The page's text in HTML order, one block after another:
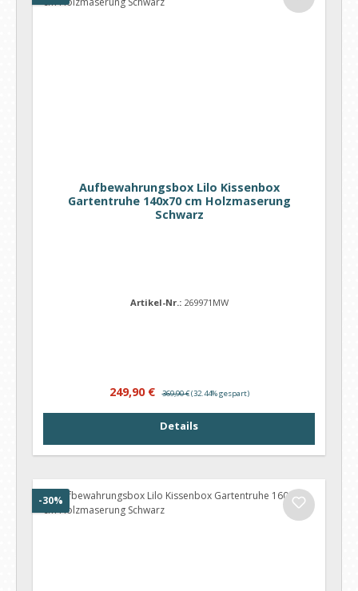
Aufbewahrungsbox Lilo Kissenbox
Gartentruhe 140x70 cm Holzmaserung
Schwarz
Artikel-Nr.: 269971MW
Verkaufspreis:
249,90 € Regulärer Preis:
369,90 €(32.44% gespart)
Details
-30% Rabatt